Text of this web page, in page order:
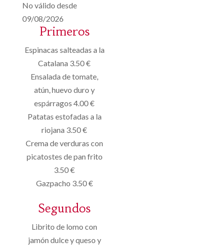
No válido desde
09/08/2026
Primeros
Espinacas salteadas a la
Catalana 3.50 €
Ensalada de tomate,
atún, huevo duro y
espárragos 4.00 €
Patatas estofadas a la
riojana 3.50 €
Crema de verduras con
picatostes de pan frito
3.50 €
Gazpacho 3.50 €
Segundos
Librito de lomo con
jamón dulce y queso y